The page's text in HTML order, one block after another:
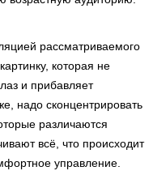
рассматриваемого
которая не
и прибавляет
надо сконцентрировать
различаются
всё, что происходит
управление.